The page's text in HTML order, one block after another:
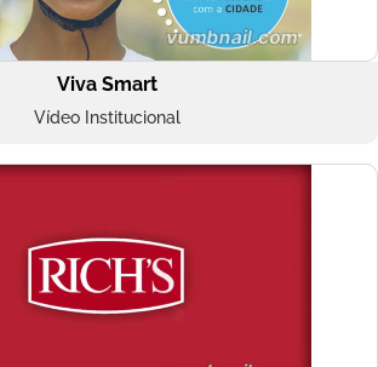
Viva Smart
Vídeo Institucional